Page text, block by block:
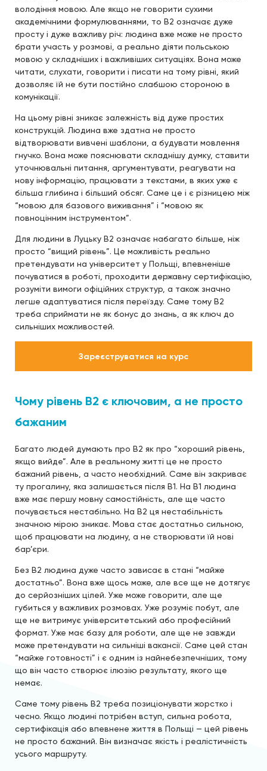
володіння мовою. Але якщо не говорити сухими
академічними формулюваннями, то B2 означає дуже
просту і дуже важливу річ: людина вже може не просто
брати участь у розмові, а реально діяти польською
мовою у складніших і важливіших ситуаціях. Вона може
читати, слухати, говорити і писати на тому рівні, який
дозволяє їй не бути постійно слабшою стороною в
комунікації.
На цьому рівні зникає залежність від дуже простих
конструкцій. Людина вже здатна не просто
відтворювати вивчені шаблони, а будувати мовлення
гнучко. Вона може пояснювати складнішу думку, ставити
уточнювальні питання, аргументувати, реагувати на
нову інформацію, працювати з текстами, в яких уже є
більша глибина і більший обсяг. Саме це і є різницею між
“мовою для базового виживання” і “мовою як
повноцінним інструментом”.
Для людини в Луцьку B2 означає набагато більше, ніж
просто “вищий рівень”. Це можливість реально
претендувати на університет у Польщі, впевненіше
почуватися в роботі, проходити державну сертифікацію,
розуміти вимоги офіційних структур, а також значно
легше адаптуватися після переїзду. Саме тому B2
треба сприймати не як бонус до знань, а як ключ до
сильніших можливостей.
Зареєструватися на курс
Чому рівень B2 є ключовим, а не просто
бажаним
Багато людей думають про B2 як про “хороший рівень,
якщо вийде”. Але в реальному житті це не просто
бажаний рівень, а часто необхідний. Саме він закриває
ту прогалину, яка залишається після B1. На B1 людина
вже має першу мовну самостійність, але ще часто
почувається нестабільно. На B2 ця нестабільність
значною мірою зникає. Мова стає достатньо сильною,
щоб працювати на людину, а не створювати їй нові
бар’єри.
Без B2 людина дуже часто зависає в стані “майже
достатньо”. Вона вже щось може, але все ще не дотягує
до серйозніших цілей. Уже може говорити, але ще
губиться у важливих розмовах. Уже розуміє побут, але
ще не витримує університетський або професійний
формат. Уже має базу для роботи, але ще не завжди
може претендувати на сильніші вакансії. Саме цей стан
“майже готовності” і є одним із найнебезпечніших, тому
що він часто створює ілюзію результату, якого ще
немає.
Саме тому рівень B2 треба позиціонувати жорстко і
чесно. Якщо людині потрібен вступ, сильна робота,
сертифікація або впевнене життя в Польщі — цей рівень
не просто бажаний. Він визначає якість і реалістичність
усього маршруту.